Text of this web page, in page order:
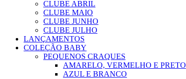
CLUBE ABRIL
CLUBE MAIO
CLUBE JUNHO
CLUBE JULHO
LANÇAMENTOS
COLEÇÃO BABY
PEQUENOS CRAQUES
AMARELO, VERMELHO E PRETO
AZUL E BRANCO